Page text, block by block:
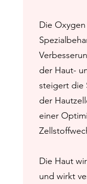
Die
der Haut-
steigert die
der
einer
Die Haut
und wirkt